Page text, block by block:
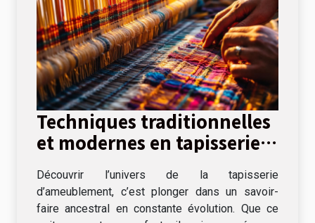
Techniques traditionnelles
et modernes en tapisserie
Découvrir l’univers de la tapisserie
d’ameublement, c’est plonger dans un savoir-
faire ancestral en constante évolution. Que ce